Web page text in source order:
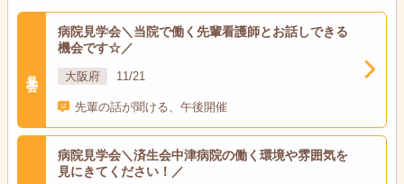
病院見学会＼当院で働く先輩看護師とお話しできる
機会です☆／
大阪府 11/21
先輩の話が聞ける、午後開催
病院見学会＼済生会中津病院の働く環境や雰囲気を
見にきてください！／